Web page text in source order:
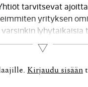
tarvitsevat
yrityksen
lyhytaikaisia
myös pysyvimpiin
ja
tulee
asiakirjoja. Sijoitusten
Lue lisää
Kirjaudu sisään